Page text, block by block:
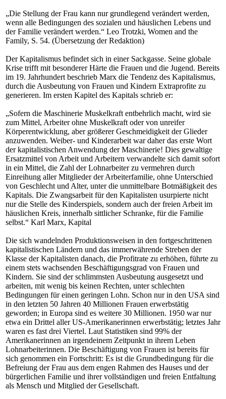
„Die Stellung der Frau kann nur grundlegend verändert werden,
wenn alle Bedingungen des sozialen und häuslichen Lebens und
der Familie verändert werden.“ Leo Trotzki, Women and the
Family, S. 54. (Übersetzung der Redaktion)
Der Kapitalismus befindet sich in einer Sackgasse. Seine globale
Krise trifft mit besonderer Härte die Frauen und die Jugend. Bereits
im 19. Jahrhundert beschrieb Marx die Tendenz des Kapitalismus,
durch die Ausbeutung von Frauen und Kindern Extraprofite zu
generieren. Im ersten Kapitel des Kapitals schrieb er:
„Sofern die Maschinerie Muskelkraft entbehrlich macht, wird sie
zum Mittel, Arbeiter ohne Muskelkraft oder von unreifer
Körperentwicklung, aber größerer Geschmeidigkeit der Glieder
anzuwenden. Weiber- und Kinderarbeit war daher das erste Wort
der kapitalistischen Anwendung der Maschinerie! Dies gewaltige
Ersatzmittel von Arbeit und Arbeitern verwandelte sich damit sofort
in ein Mittel, die Zahl der Lohnarbeiter zu vermehren durch
Einreihung aller Mitglieder der Arbeiterfamilie, ohne Unterschied
von Geschlecht und Alter, unter die unmittelbare Botmäßigkeit des
Kapitals. Die Zwangsarbeit für den Kapitalisten usurpierte nicht
nur die Stelle des Kinderspiels, sondern auch der freien Arbeit im
häuslichen Kreis, innerhalb sittlicher Schranke, für die Familie
selbst.“ Karl Marx, Kapital
Die sich wandelnden Produktionsweisen in den fortgeschrittenen
kapitalistischen Ländern und das immerwährende Streben der
Klasse der Kapitalisten danach, die Profitrate zu erhöhen, führte zu
einem stets wachsenden Beschäftigungsgrad von Frauen und
Kindern. Sie sind der schlimmsten Ausbeutung ausgesetzt und
arbeiten, mit wenig bis keinen Rechten, unter schlechten
Bedingungen für einen geringen Lohn. Schon nur in den USA sind
in den letzten 50 Jahren 40 Millionen Frauen erwerbstätig
geworden; in Europa sind es weitere 30 Millionen. 1950 war nur
etwa ein Drittel aller US-Amerikanerinnen erwerbstätig; letztes Jahr
waren es fast drei Viertel. Laut Statistiken sind 99% der
Amerikanerinnen an irgendeinem Zeitpunkt in ihrem Leben
Lohnarbeiterinnen. Die Beschäftigung von Frauen ist bereits für
sich genommen ein Fortschritt: Es ist die Grundbedingung für die
Befreiung der Frau aus dem engen Rahmen des Hauses und der
bürgerlichen Familie und ihrer vollständigen und freien Entfaltung
als Mensch und Mitglied der Gesellschaft.